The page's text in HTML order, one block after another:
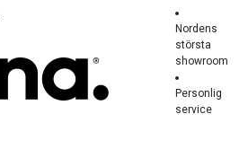
Nordens
största
showroom
Personlig
service